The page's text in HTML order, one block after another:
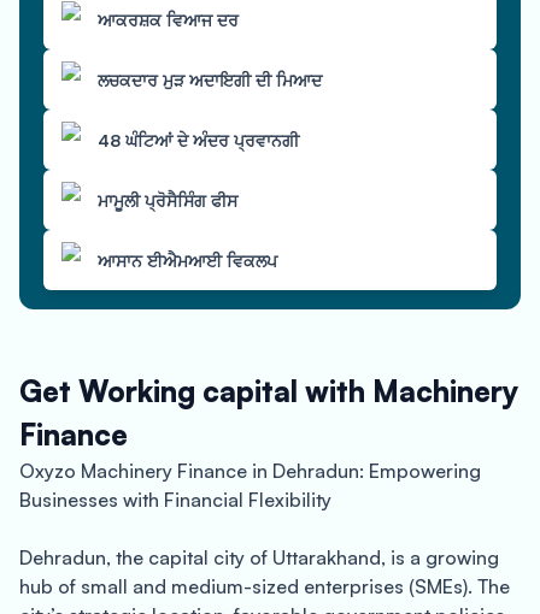
ਆਕਰਸ਼ਕ ਵਿਆਜ ਦਰ
ਲਚਕਦਾਰ ਮੁੜ ਅਦਾਇਗੀ ਦੀ ਮਿਆਦ
48 ਘੰਟਿਆਂ ਦੇ ਅੰਦਰ ਪ੍ਰਵਾਨਗੀ
ਮਾਮੂਲੀ ਪ੍ਰੋਸੈਸਿੰਗ ਫੀਸ
ਆਸਾਨ ਈਐਮਆਈ ਵਿਕਲਪ
Get Working capital with Machinery
Finance
Oxyzo Machinery Finance in Dehradun: Empowering
Businesses with Financial Flexibility
Dehradun, the capital city of Uttarakhand, is a growing
hub of small and medium-sized enterprises (SMEs). The